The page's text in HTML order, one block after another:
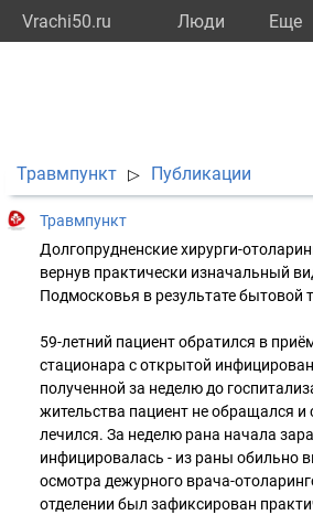
Vrachi50.ru Люди Eще
Травмпункт ▷ Публикации
Травмпункт
Долгопрудненские хирурги-
вернув практически изначальный
Подмосковья в результате бытовой
59-летний пациент обратился в
стационара с открытой
полученной за неделю до
жительства пациент не обращался и
лечился. За неделю рана начала
инфицировалась - из раны обильно
осмотра дежурного врача-
отделении был зафиксирован